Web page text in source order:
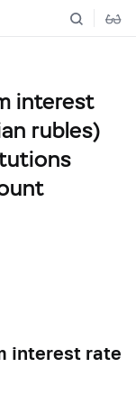
interest
rubles)
interest rate